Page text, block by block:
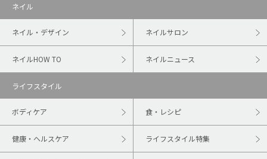
ネイル
ネイル・デザイン ネイルサロン
ネイルHOW TO ネイルニュース
ライフスタイル
ボディケア 食・レシピ
健康・ヘルスケア ライフスタイル特集